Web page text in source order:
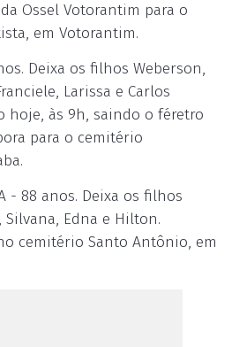
Ossel Votorantim para o
em Votorantim.
Deixa os filhos Weberson,
Larissa e Carlos
hoje, às 9h, saindo o féretro
para o cemitério
- 88 anos. Deixa os filhos
Edna e Hilton.
cemitério Santo Antônio, em